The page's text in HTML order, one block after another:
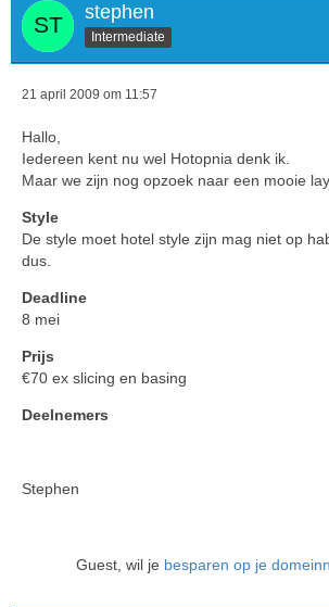
stephen
Intermediate
21 april 2009 om 11:57
Hallo,
Iedereen kent nu wel Hotopnia denk ik.
Maar we zijn nog opzoek naar een mooie
Style
De style moet hotel style zijn mag niet op
dus.
Deadline
8 mei
Prijs
€70 ex slicing en basing
Deelnemers
Stephen
Guest, wil je besparen op je